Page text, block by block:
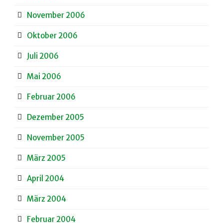
November 2006
Oktober 2006
Juli 2006
Mai 2006
Februar 2006
Dezember 2005
November 2005
März 2005
April 2004
März 2004
Februar 2004